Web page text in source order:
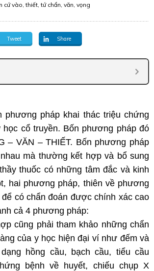
cứ vào, thiết, tứ chẩn, văn, vọng
Tweet Share
phương pháp khai thác triệu chứng
học cổ truyền. Bốn phương pháp đó
– VĂN – THIẾT. Bốn phương pháp
mà thường kết hợp và bổ sung
thuốc có những tâm đắc và kinh
hai phương pháp, thiên về phương
có chẩn đoán được chính xác cao
cả 4 phương pháp:
cũng phải tham khảo những chẩn
của y học hiện đại ví như đếm và
hồng cầu, bạch cầu, tiểu cầu
bệnh về huyết, chiếu chụp X